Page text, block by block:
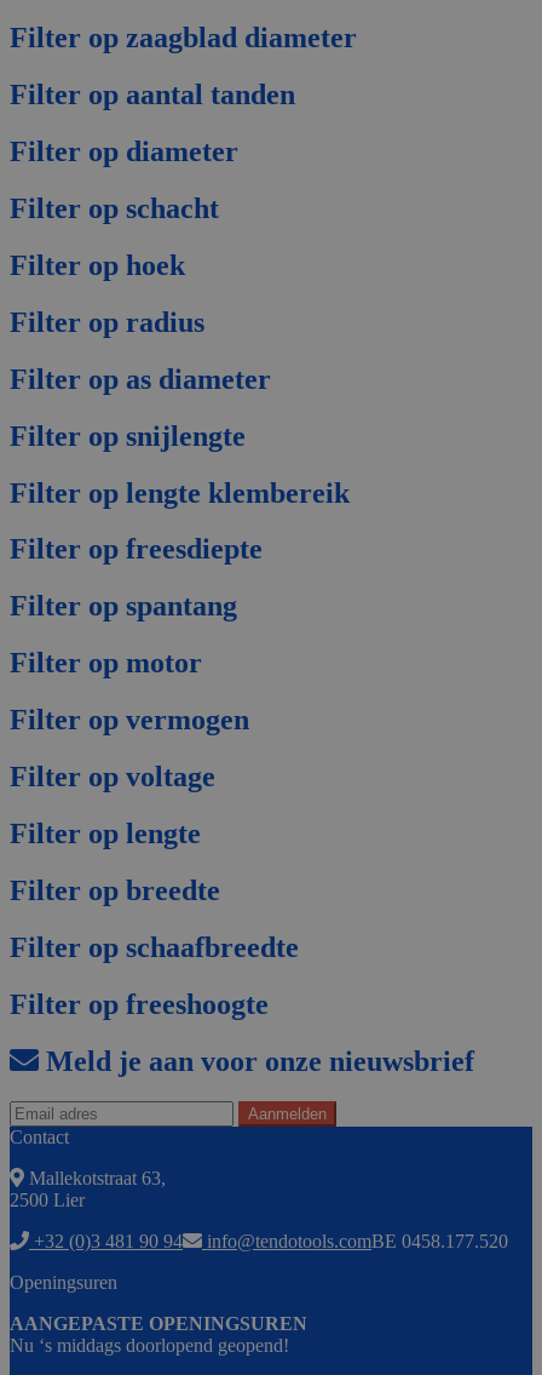
Filter op zaagblad diameter
Filter op aantal tanden
Filter op diameter
Filter op schacht
Filter op hoek
Filter op radius
Filter op as diameter
Filter op snijlengte
Filter op lengte klembereik
Filter op freesdiepte
Filter op spantang
Filter op motor
Filter op vermogen
Filter op voltage
Filter op lengte
Filter op breedte
Filter op schaafbreedte
Filter op freeshoogte
Meld je aan voor onze nieuwsbrief
Contact
Mallekotstraat 63,
2500 Lier
+32 (0)3 481 90 94
info@tendotools.comBE 0458.177.520
Openingsuren
AANGEPASTE OPENINGSUREN
Nu ‘s middags doorlopend geopend!